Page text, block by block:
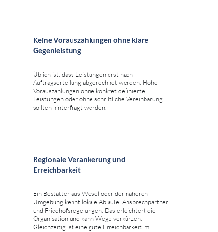
Keine Vorauszahlungen ohne klare
Gegenleistung
Üblich ist, dass Leistungen erst nach
Auftragserteilung abgerechnet werden. Hohe
Vorauszahlungen ohne konkret definierte
Leistungen oder ohne schriftliche Vereinbarung
sollten hinterfragt werden.
Regionale Verankerung und
Erreichbarkeit
Ein Bestatter aus Wesel oder der näheren
Umgebung kennt lokale Abläufe, Ansprechpartner
und Friedhofsregelungen. Das erleichtert die
Organisation und kann Wege verkürzen.
Gleichzeitig ist eine gute Erreichbarkeit im